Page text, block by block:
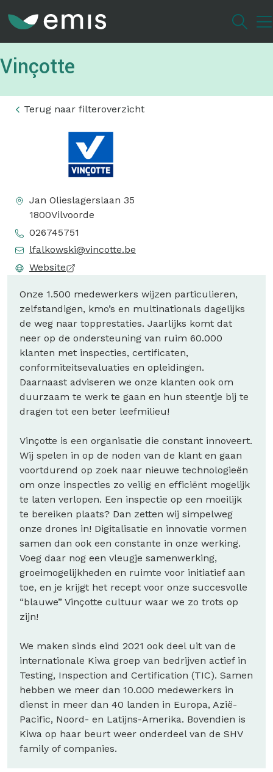
Vinçotte
Terug naar filteroverzicht
Jan Olieslagerslaan 35
1800Vilvoorde
026745751
lfalkowski@vincotte.be
Website
Onze 1.500 medewerkers wijzen particulieren,
zelfstandigen, kmo’s en multinationals dagelijks
de weg naar topprestaties. Jaarlijks komt dat
neer op de ondersteuning van ruim 60.000
klanten met inspecties, certificaten,
conformiteitsevaluaties en opleidingen.
Daarnaast adviseren we onze klanten ook om
duurzaam te werk te gaan en hun steentje bij te
dragen tot een beter leefmilieu!
Vinçotte is een organisatie die constant innoveert.
Wij spelen in op de noden van de klant en gaan
voortdurend op zoek naar nieuwe technologieën
om onze inspecties zo veilig en efficiënt mogelijk
te laten verlopen. Een inspectie op een moeilijk
te bereiken plaats? Dan zetten wij simpelweg
onze drones in! Digitalisatie en innovatie vormen
samen dan ook een constante in onze werking.
Voeg daar nog een vleugje samenwerking,
groeimogelijkheden en ruimte voor initiatief aan
toe, en je krijgt het recept voor onze succesvolle
“blauwe” Vinçotte cultuur waar we zo trots op
zijn!
We maken sinds eind 2021 ook deel uit van de
internationale Kiwa groep van bedrijven actief in
Testing, Inspection and Certification (TIC). Samen
hebben we meer dan 10.000 medewerkers in
dienst in meer dan 40 landen in Europa, Azië-
Pacific, Noord- en Latijns-Amerika. Bovendien is
Kiwa op haar beurt weer onderdeel van de SHV
family of companies.